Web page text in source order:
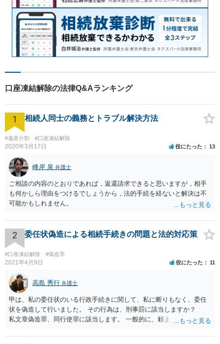
口座凍結解除の法律Q&Aランキング
1 相続人同士の義務とトラブル解決方法
#遺産分割 #口座凍結解除
2020年3月17日 役にたった 13
峰岸 泉 弁護士
ご相談の内容のとおりであれば，返還請求できると思いますが，相手
も何かしら理由をつけるでしょうから，法的手続を経ないと解決は不
可能かもしれません。
2 委任状偽造による相続手続きの問題と法的対応策
#口座凍結解除 #偽造罪
2021年4月9日 役にたった 11
高島 秀行 弁護士
甲は、私の委任状のいる行政手続きに関して、私に断りもなく、委任
状を偽造して行いました。 その行為は、刑事罰に該当しますか？
私文章偽造罪、同行使罪に該当します。 一般的に、頼まれた（委任さ
か？ 委任状を偽造して使用することはまでは依頼の範囲ではない